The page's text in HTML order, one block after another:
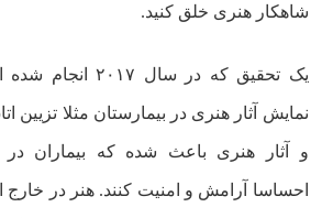
شاهکار هنری خلق کنید.
یک تحقیق که در سال
نمایش آثار هنری در بیمارستان مثلا تزیین
و آثار هنری باعث شده که بیماران در
احساسا آرامش و امنیت کنند. هنر در خارج